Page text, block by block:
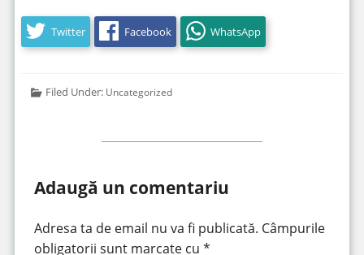
Twitter Facebook WhatsApp
Filed Under: Uncategorized
Adaugă un comentariu
Adresa ta de email nu va fi publicată. Câmpurile
obligatorii sunt marcate cu *